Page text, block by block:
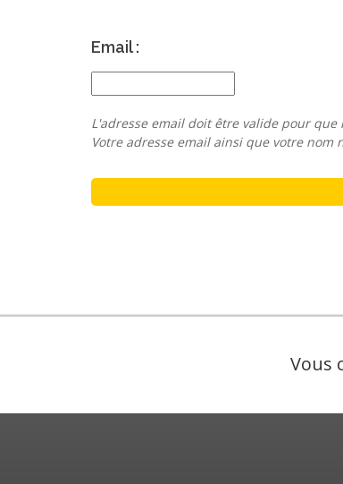
Email :
L'adresse email doit être valide pour
Votre adresse email ainsi que votre nom
Vous